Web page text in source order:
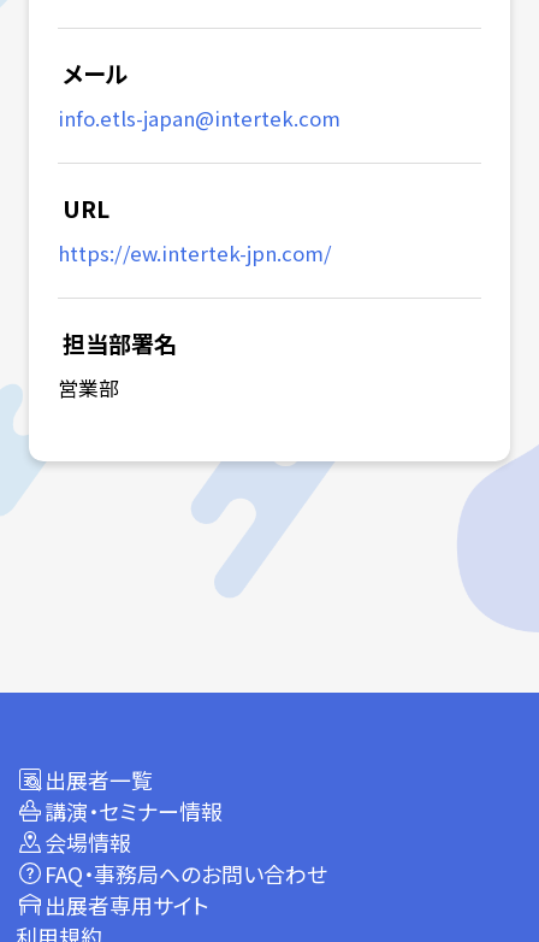
メール
info.etls-japan@intertek.com
URL
https://ew.intertek-jpn.com/
担当部署名
営業部
出展者一覧
講演・セミナー情報
会場情報
FAQ・事務局へのお問い合わせ
出展者専用サイト